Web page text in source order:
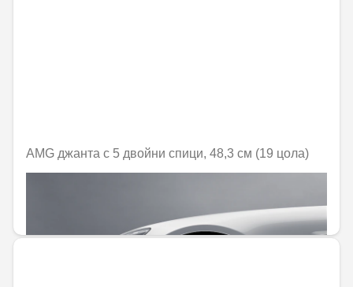
AMG джанта с 5 двойни спици, 48,3 см (19 цола)